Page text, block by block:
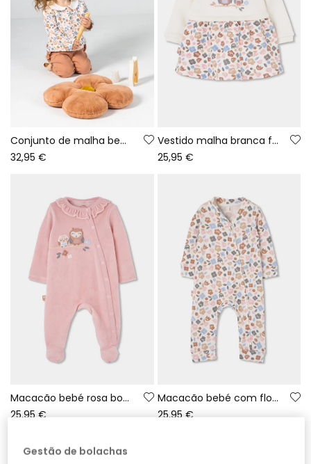
Conjunto de malha bebé menina estampado flores rosa
32,95 €
Vestido malha branca flores bordado corujas bebé
25,95 €
Macacão bebé rosa bordado de corujas
25,95 €
Macacão bebé com flores multicolor fecho éclair
25,95 €
Gestão de bolachas